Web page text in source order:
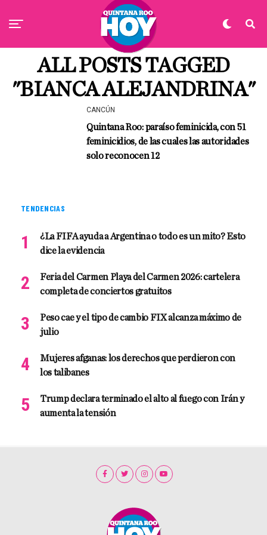
ALL POSTS TAGGED
"BIANCA ALEJANDRINA"
CANCÚN
Quintana Roo: paraíso feminicida, con 51
feminicidios, de las cuales las autoridades
solo reconocen 12
TENDENCIAS
¿La FIFA ayuda a Argentina o todo es un mito? Esto
dice la evidencia
Feria del Carmen Playa del Carmen 2026: cartelera
completa de conciertos gratuitos
Peso cae y el tipo de cambio FIX alcanza máximo de
julio
Mujeres afganas: los derechos que perdieron con
los talibanes
Trump declara terminado el alto al fuego con Irán y
aumenta la tensión